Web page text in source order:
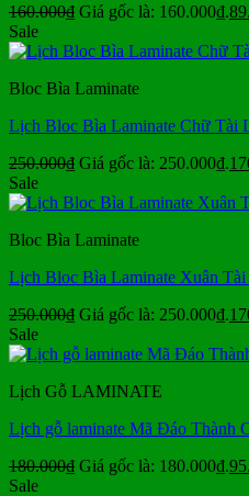
160.000₫ Giá gốc là: 160.000₫.
Sale
Bloc Bìa Laminate
Lịch Bloc Bìa Laminate Chữ Tài
250.000₫ Giá gốc là: 250.000₫.
Sale
Bloc Bìa Laminate
Lịch Bloc Bìa Laminate Xuân
250.000₫ Giá gốc là: 250.000₫.
Sale
Lịch Gỗ LAMINATE
Lịch gỗ laminate Mã Đáo Thành
180.000₫ Giá gốc là: 180.000₫.
Sale